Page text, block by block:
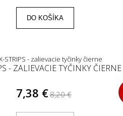
DO KOŠÍKA
- ZALIEVACIE TYČINKY ČIERNE
7,38 €8,20 €